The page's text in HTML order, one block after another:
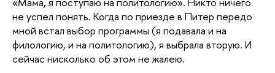
не успел понять. Когда по приезде в Питер передо
мной встал выбор программы (я подавала и на
филологию, и на политологию), я выбрала вторую. И
сейчас нисколько об этом не жалею.